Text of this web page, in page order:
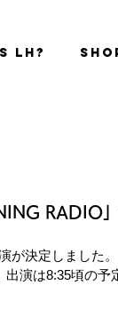
LH?
RADIO」
が決定しました。
演は8:35頃の予